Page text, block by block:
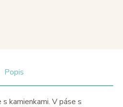
Popis
kamienkami. V páse s